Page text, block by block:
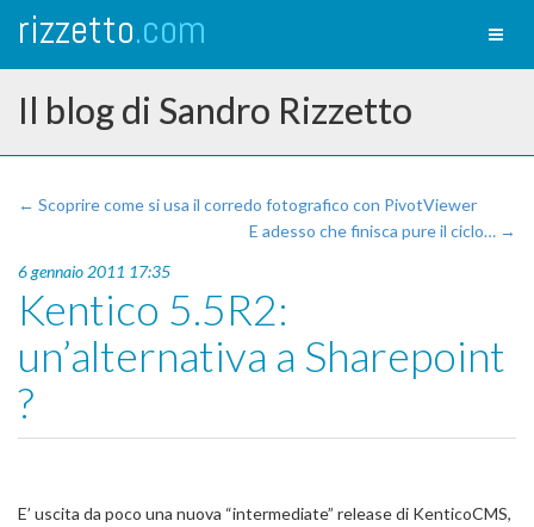
rizzetto.com
Il blog di Sandro Rizzetto
← Scoprire come si usa il corredo fotografico con PivotViewer
E adesso che finisca pure il ciclo… →
6 gennaio 2011 17:35
Kentico 5.5R2:
un’alternativa a Sharepoint
?
E’ uscita da poco una nuova “intermediate” release di KenticoCMS,